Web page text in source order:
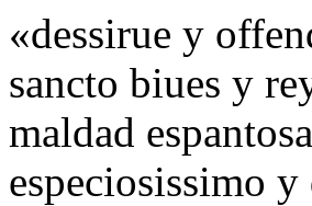
«dessirue y
sancto biues y
maldad
especiosissimo